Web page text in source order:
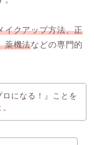
イクアップ方法、正
薬機法などの専門的
ロになる！』ことを